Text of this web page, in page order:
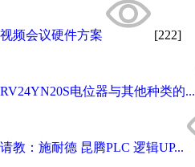
视频会议硬件方案 [222]
RV24YN20S电位器与其他种类的...
请教：施耐德 昆腾PLC 逻辑UP...